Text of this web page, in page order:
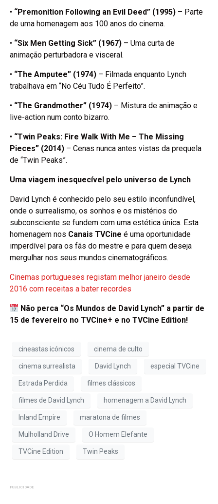
• “Premonition Following an Evil Deed” (1995) – Parte
de uma homenagem aos 100 anos do cinema.
• “Six Men Getting Sick” (1967) – Uma curta de
animação perturbadora e visceral.
• “The Amputee” (1974) – Filmada enquanto Lynch
trabalhava em “No Céu Tudo É Perfeito”.
• “The Grandmother” (1974) – Mistura de animação e
live-action num conto bizarro.
• “Twin Peaks: Fire Walk With Me – The Missing
Pieces” (2014) – Cenas nunca antes vistas da prequela
de “Twin Peaks”.
Uma viagem inesquecível pelo universo de Lynch
David Lynch é conhecido pelo seu estilo inconfundível,
onde o surrealismo, os sonhos e os mistérios do
subconsciente se fundem com uma estética única. Esta
homenagem nos Canais TVCine é uma oportunidade
imperdível para os fãs do mestre e para quem deseja
mergulhar nos seus mundos cinematográficos.
Cinemas portugueses registam melhor janeiro desde
2016 com receitas a bater recordes
Não perca “Os Mundos de David Lynch” a partir de
15 de fevereiro no TVCine+ e no TVCine Edition!
cineastas icónicos cinema de culto
cinema surrealista David Lynch especial TVCine
Estrada Perdida filmes clássicos
filmes de David Lynch homenagem a David Lynch
Inland Empire maratona de filmes
Mulholland Drive O Homem Elefante
TVCine Edition Twin Peaks
PUBLICIDADE